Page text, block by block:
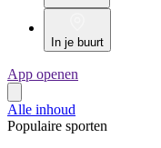
In je buurt
App openen
Alle inhoud
Populaire sporten